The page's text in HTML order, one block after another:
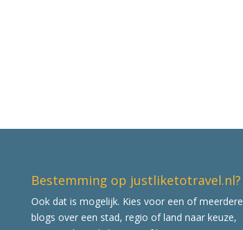
Bestemming op justliketotravel.nl?
Ook dat is mogelijk. Kies voor een of meerdere
blogs over een stad, regio of land naar keuze,